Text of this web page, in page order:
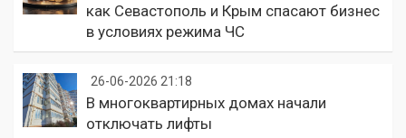
как Севастополь и Крым спасают бизнес
в условиях режима ЧС
26-06-2026 21:18
В многоквартирных домах начали
отключать лифты